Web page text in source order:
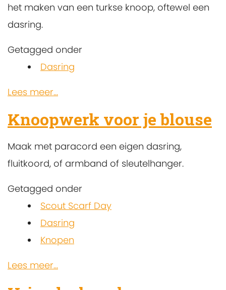
het maken van een turkse knoop, oftewel een
dasring.
Getagged onder
Dasring
Lees meer...
Knoopwerk voor je blouse
Maak met paracord een eigen dasring,
fluitkoord, of armband of sleutelhanger.
Getagged onder
Scout Scarf Day
Dasring
Knopen
Lees meer...